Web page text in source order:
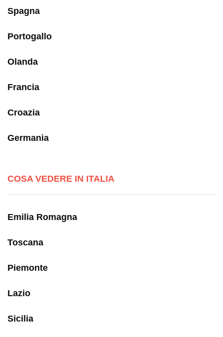
Spagna
Portogallo
Olanda
Francia
Croazia
Germania
COSA VEDERE IN ITALIA
Emilia Romagna
Toscana
Piemonte
Lazio
Sicilia